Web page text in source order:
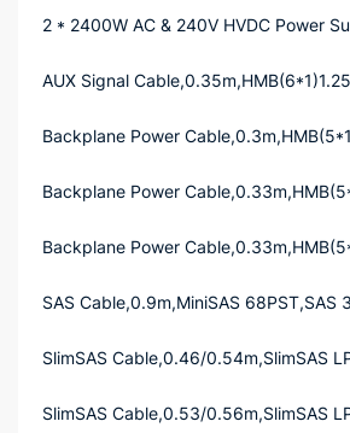
2 * 2400W AC & 240V HVDC Power
AUX Signal
Backplane Power
Backplane Power
Backplane Power
SAS Cable,0.9m,MiniSAS 68PST,SAS
SlimSAS Cable,0.46/0.54m,SlimSAS
SlimSAS Cable,0.53/0.56m,SlimSAS